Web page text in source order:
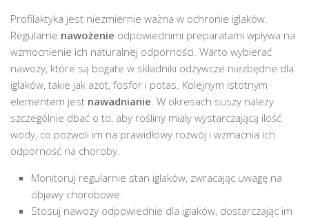
Profilaktyka jest niezmiernie ważna w ochronie iglaków.
Regularne nawożenie odpowiednimi preparatami wpływa na
wzmocnienie ich naturalnej odporności. Warto wybierać
nawozy, które są bogate w składniki odżywcze niezbędne dla
iglaków, takie jak azot, fosfor i potas. Kolejnym istotnym
elementem jest nawadnianie. W okresach suszy należy
szczególnie dbać o to, aby rośliny miały wystarczającą ilość
wody, co pozwoli im na prawidłowy rozwój i wzmacnia ich
odporność na choroby.
Monitoruj regularnie stan iglaków, zwracając uwagę na
objawy chorobowe.
Stosuj nawozy odpowiednie dla iglaków, dostarczając im